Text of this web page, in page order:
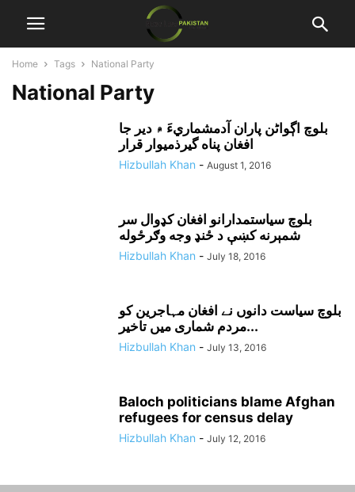
Home Tags National Party
National Party
بلوچ اڳواڻن پاران آدمشماريءَ ۾ دير جا
افغان پناه گيرذميوار قرار
Hizbullah Khan - August 1, 2016
بلوچ سياستمدارانو افغان کډوال سر
شمېرنه کښې د ځنډ وجه وګرځوله
Hizbullah Khan - July 18, 2016
بلوچ سیاست دانوں نے افغان مہاجرین کو
مردم شماری میں تاخیر...
Hizbullah Khan - July 13, 2016
Baloch politicians blame Afghan
refugees for census delay
Hizbullah Khan - July 12, 2016